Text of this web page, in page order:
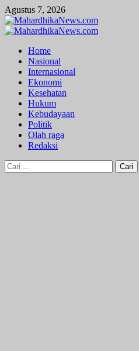
Skip
to
content
Agustus 7, 2026
Primary
Home
Nasional
Internasional
Ekonomi
Kesehatan
Hukum
Kebudayaan
Politik
Olah raga
Redaksi
Cari
untuk: